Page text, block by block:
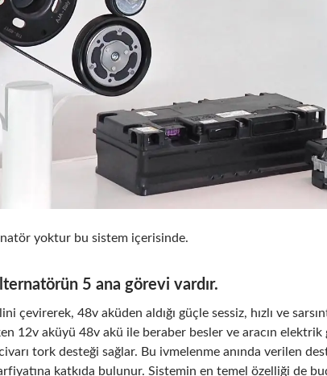
yoktur bu sistem içerisinde.
5 ana görevi vardır.
çevirerek, 48v aküden aldığı güçle sessiz, hızlı ve
12v aküyü 48v akü ile beraber besler ve aracın elektrik
tork desteği sağlar. Bu ivmelenme anında verilen
katkıda bulunur. Sistemin en temel özelliği de